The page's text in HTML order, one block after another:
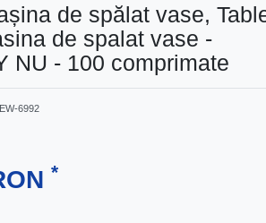
de spălat vase,
de spalat vase -
NU - 100 comprimate
6992
*